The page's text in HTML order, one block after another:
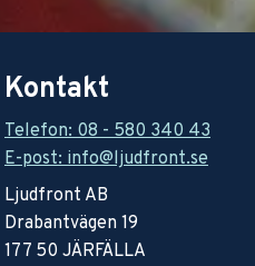
Kontakt
Telefon: 08 - 580 340 43
E-post: info@ljudfront.se
Ljudfront AB
Drabantvägen 19
177 50 JÄRFÄLLA